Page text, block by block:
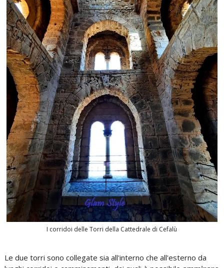
I corridoi delle Torri della Cattedrale di Cefalù
Le due torri sono collegate sia all'interno che all'esterno da